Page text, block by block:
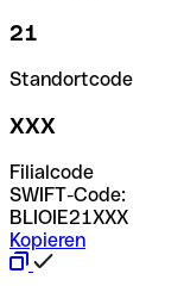
21
Standortcode
XXX
Filialcode
SWIFT-Code:
BLIOIE21XXX
Kopieren